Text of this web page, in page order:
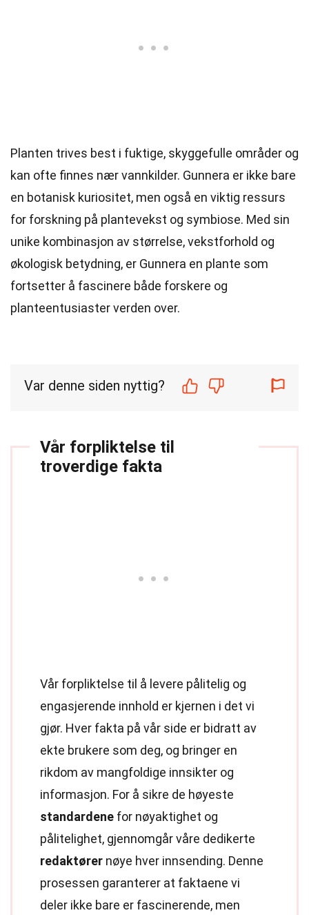
Planten trives best i fuktige, skyggefulle områder og
kan ofte finnes nær vannkilder. Gunnera er ikke bare
en botanisk kuriositet, men også en viktig ressurs
for forskning på plantevekst og symbiose. Med sin
unike kombinasjon av størrelse, vekstforhold og
økologisk betydning, er Gunnera en plante som
fortsetter å fascinere både forskere og
planteentusiaster verden over.
Var denne siden nyttig?
Vår forpliktelse til
troverdige fakta
Vår forpliktelse til å levere pålitelig og
engasjerende innhold er kjernen i det vi
gjør. Hver fakta på vår side er bidratt av
ekte brukere som deg, og bringer en
rikdom av mangfoldige innsikter og
informasjon. For å sikre de høyeste
standardene for nøyaktighet og
pålitelighet, gjennomgår våre dedikerte
redaktører nøye hver innsending. Denne
prosessen garanterer at faktaene vi
deler ikke bare er fascinerende, men